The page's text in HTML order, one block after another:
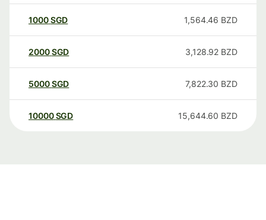
1000SGD 1,564.46 BZD
2000SGD 3,128.92 BZD
5000SGD 7,822.30 BZD
10000 SGD 15,644.60 BZD